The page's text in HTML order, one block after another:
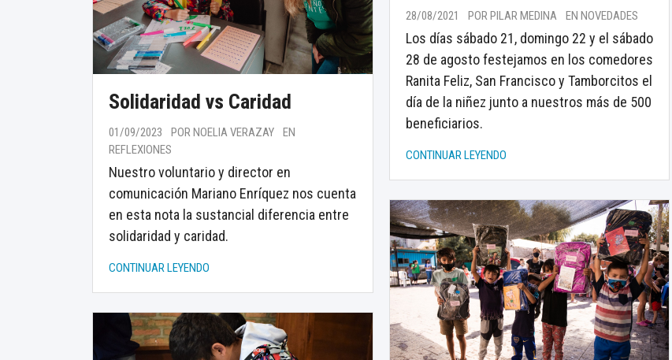
Solidaridad vs Caridad
01/09/2023 POR NOELIA VERAZAY
EN
REFLEXIONES
Nuestro voluntario y director en
comunicación Mariano Enríquez nos cuenta
en esta nota la sustancial diferencia entre
solidaridad y caridad.
CONTINUAR LEYENDO
28/08/2021 POR PILAR MEDINA EN NOVEDADES
Los días sábado 21, domingo 22 y el sábado
28 de agosto festejamos en los comedores
Ranita Feliz, San Francisco y Tamborcitos el
día de la niñez junto a nuestros más de 500
beneficiarios.
CONTINUAR LEYENDO